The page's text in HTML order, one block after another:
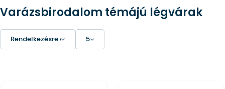
Varázsbirodalom témájú légvárak
Rendelkezésre állás 5